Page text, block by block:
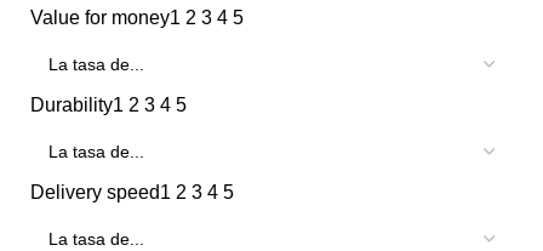
Value for money1 2 3 4 5
Durability1 2 3 4 5
Delivery speed1 2 3 4 5